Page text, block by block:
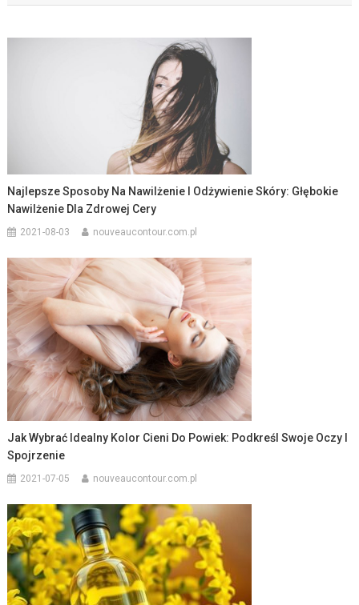
Najlepsze Sposoby Na Nawilżenie I Odżywienie Skóry: Głębokie
Nawilżenie Dla Zdrowej Cery
2021-08-03 nouveaucontour.com.pl
Jak Wybrać Idealny Kolor Cieni Do Powiek: Podkreśl Swoje Oczy I
Spojrzenie
2021-07-05 nouveaucontour.com.pl